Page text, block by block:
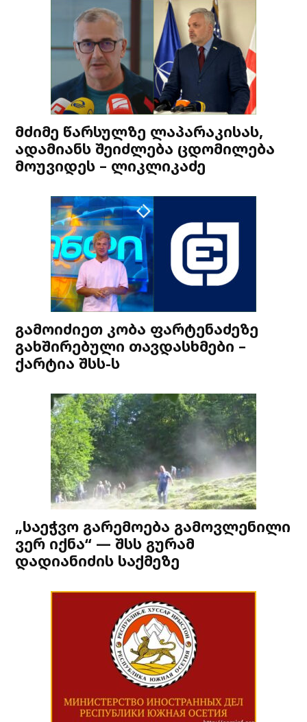
მძიმე წარსულზე ლაპარაკისას,
ადამიანს შეიძლება ცდომილება
მოუვიდეს – ლიკლიკაძე
გამოიძიეთ კობა ფარტენაძეზე
გახშირებული თავდასხმები –
ქარტია შსს-ს
„საეჭვო გარემოება გამოვლენილი
ვერ იქნა“ — შსს გურამ
დადიანიძის საქმეზე